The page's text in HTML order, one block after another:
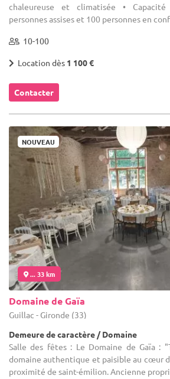
chaleureuse et climatisée • Capacité
personnes assises et 100 personnes en
10-100
Location dès 1 100 €
Contacter
NOUVEAU
... 33 km
Domaine de Gaïa
Guillac - Gironde (33)
Demeure de caractère / Domaine
Salle des fêtes : Le Domaine de Gaïa :
domaine authentique et paisible au cœur
proximité de saint-émilion. Ancienne